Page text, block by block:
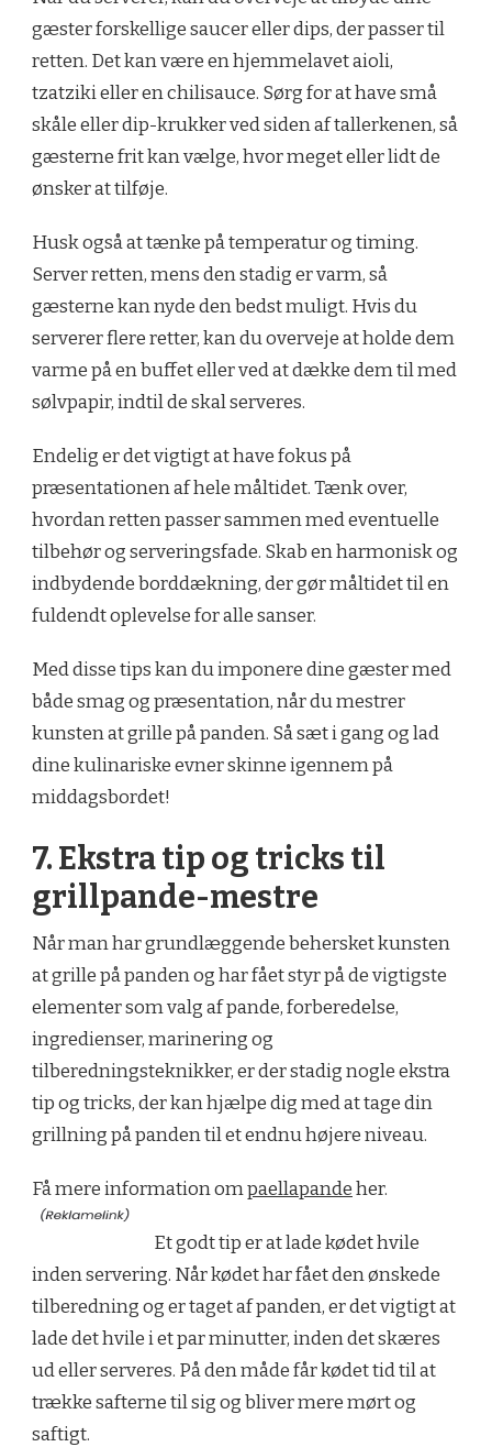
gæster forskellige saucer eller dips, der passer til
retten. Det kan være en hjemmelavet aioli,
tzatziki eller en chilisauce. Sørg for at have små
skåle eller dip-krukker ved siden af tallerkenen, så
gæsterne frit kan vælge, hvor meget eller lidt de
ønsker at tilføje.
Husk også at tænke på temperatur og timing.
Server retten, mens den stadig er varm, så
gæsterne kan nyde den bedst muligt. Hvis du
serverer flere retter, kan du overveje at holde dem
varme på en buffet eller ved at dække dem til med
sølvpapir, indtil de skal serveres.
Endelig er det vigtigt at have fokus på
præsentationen af hele måltidet. Tænk over,
hvordan retten passer sammen med eventuelle
tilbehør og serveringsfade. Skab en harmonisk og
indbydende borddækning, der gør måltidet til en
fuldendt oplevelse for alle sanser.
Med disse tips kan du imponere dine gæster med
både smag og præsentation, når du mestrer
kunsten at grille på panden. Så sæt i gang og lad
dine kulinariske evner skinne igennem på
middagsbordet!
7. Ekstra tip og tricks til
grillpande-mestre
Når man har grundlæggende behersket kunsten
at grille på panden og har fået styr på de vigtigste
elementer som valg af pande, forberedelse,
ingredienser, marinering og
tilberedningsteknikker, er der stadig nogle ekstra
tip og tricks, der kan hjælpe dig med at tage din
grillning på panden til et endnu højere niveau.
Få mere information ompaellapandeher.
Et godt tip er at lade kødet hvile
inden servering. Når kødet har fået den ønskede
tilberedning og er taget af panden, er det vigtigt at
lade det hvile i et par minutter, inden det skæres
ud eller serveres. På den måde får kødet tid til at
trække safterne til sig og bliver mere mørt og
saftigt.